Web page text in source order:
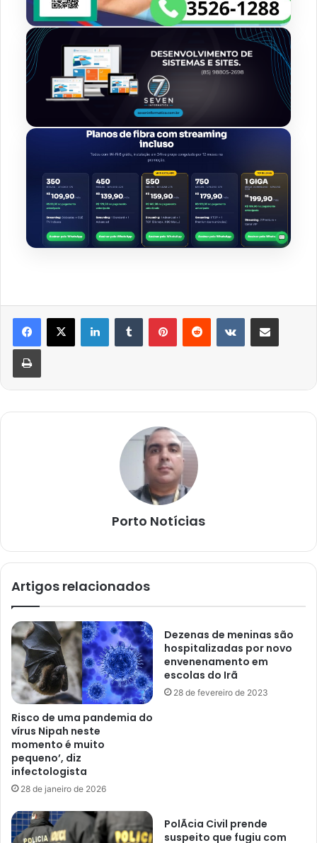
LinkedinTumblr PinterestReddit VK Compartilhar via e-mail
Imprimir
Porto Notícias
Artigos relacionados
Risco de uma pandemia do
vírus Nipah neste
momento é muito
pequeno’, diz
infectologista
28 de janeiro de 2026
Dezenas de meninas são
hospitalizadas por novo
envenenamento em
escolas do Irã
28 de fevereiro de 2023
PolÃ­cia Civil prende
suspeito que fugiu com